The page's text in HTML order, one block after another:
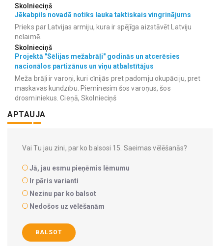
Skolnieciņš
Jēkabpils novadā notiks lauka taktiskais vingrinājums
Prieks par Latvijas armiju, kura ir spējīga aizstāvēt Latviju
nelaimē.
Skolnieciņš
Projektā "Sēlijas mežabrāļi" godinās un atcerēsies
nacionālos partizānus un viņu atbalstītājus
Meža brāļi ir varoņi, kuri cīnijās pret padomju okupāciju, pret
maskavas kundzību. Pieminēsim šos varoņus, šos
drosminiekus. Cieņā, Skolnieciņš
APTAUJA
Vai Tu jau zini, par ko balsosi 15. Saeimas vēlēšanās?
Jā, jau esmu pieņēmis lēmumu
Ir pāris varianti
Nezinu par ko balsot
Nedošos uz vēlēšanām
BALSOT